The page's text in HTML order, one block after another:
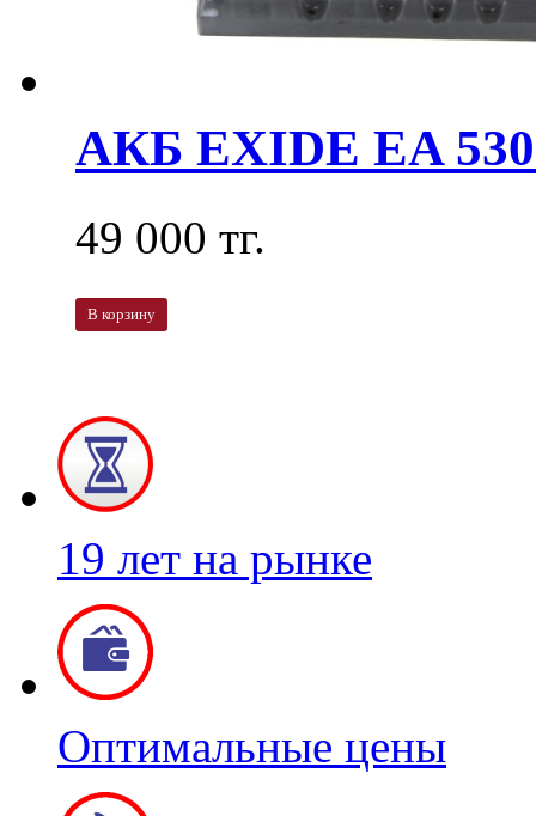
АКБ EXIDE EA
49 000 тг.
В корзину
19 лет на рынке
Оптимальные цены